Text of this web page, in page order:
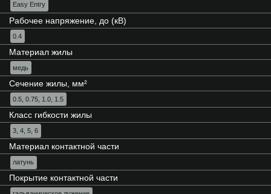
Easy Entry
Рабочее напряжение, до (кВ)
0.4
Материал жилы
медь
Сечение жилы, мм²
0.5, 0.75, 1.0, 1.5
Класс гибкости жилы
3, 4, 5, 6
Материал контактной части
латунь
Покрытие контактной части